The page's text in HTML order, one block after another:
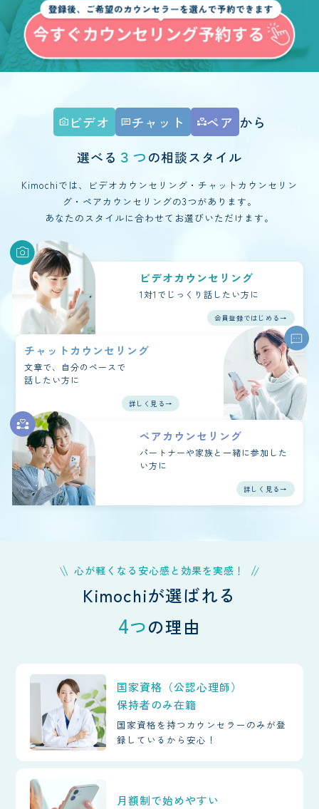
photo_camera ビデオ chatチャット partner_heartペア から
選べる ３つの相談スタイル
Kimochiでは、ビデオカウンセリング・チャットカウンセリン
グ・ペアカウンセリングの3つがあります。
あなたのスタイルに合わせてお選びいただけます。
ビデオカウンセリング
1対1で じっくり話したい方に
会員登録ではじめる→
チャットカウンセリング
文章で、自分のペースで
話したい方に
詳しく見る→
ペアカウンセリング
パートナーや家族と一緒に参加した
い方に
詳しく見る→
心が軽くなる安心感と効果を実感！
Kimochiが選ばれる
4つの理由
国家資格（公認心理師）
保持者のみ在籍
国家資格を持つカウンセラーのみが登
録しているから安心！
月額制で始めやすい